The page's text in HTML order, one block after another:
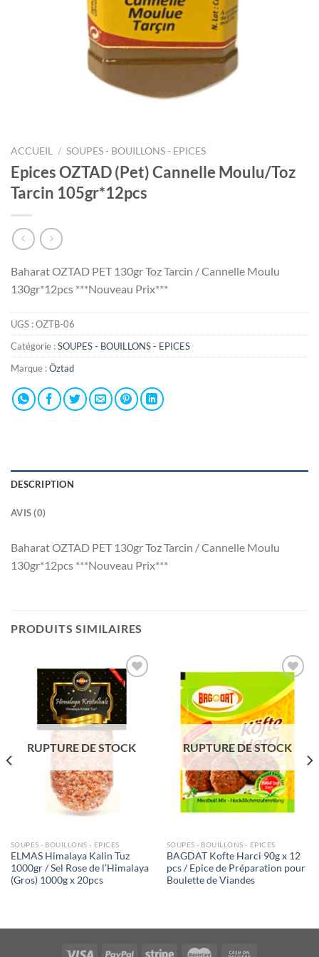
ACCUEIL / SOUPES - BOUILLONS - EPICES
Epices OZTAD (Pet) Cannelle Moulu/Toz
Tarcin 105gr*12pcs
Baharat OZTAD PET 130gr Toz Tarcin / Cannelle Moulu
130gr*12pcs ***Nouveau Prix***
UGS :OZTB-06
Catégorie :SOUPES - BOUILLONS - EPICES
Marque :Öztad
DESCRIPTION
AVIS (0)
Baharat OZTAD PET 130gr Toz Tarcin / Cannelle Moulu
130gr*12pcs ***Nouveau Prix***
PRODUITS SIMILAIRES
Ajouter
à la liste
de
souhaits
RUPTURE DE STOCK
SOUPES - BOUILLONS - EPICES
ELMAS Himalaya Kalin Tuz
1000gr / Sel Rose de l’Himalaya
(Gros) 1000g x 20pcs
Ajouter
à la liste
de
souhaits
RUPTURE DE STOCK
SOUPES - BOUILLONS - EPICES
BAGDAT Kofte Harci 90g x 12
pcs / Epice de Préparation pour
Boulette de Viandes